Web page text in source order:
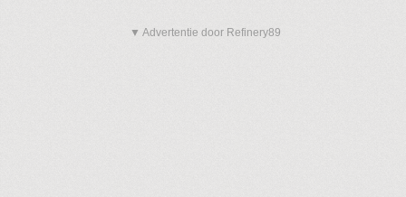
▼ Advertentie door Refinery89